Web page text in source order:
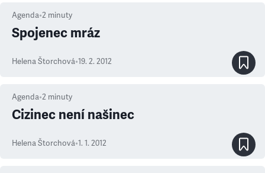
Agenda•2 minuty
Spojenec mráz
Helena Štorchová•19. 2. 2012
Agenda•2 minuty
Cizinec není našinec
Helena Štorchová•1. 1. 2012